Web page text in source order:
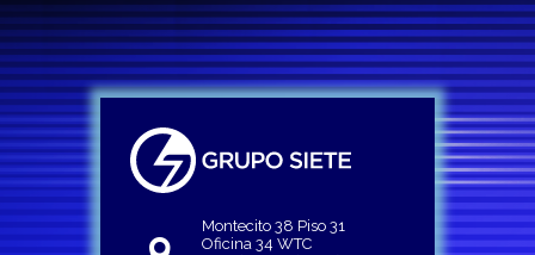
Montecito 38 Piso 31
Oficina 34 WTC